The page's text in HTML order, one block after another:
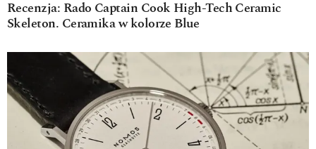
Recenzja: Rado Captain Cook High-Tech Ceramic
Skeleton. Ceramika w kolorze Blue